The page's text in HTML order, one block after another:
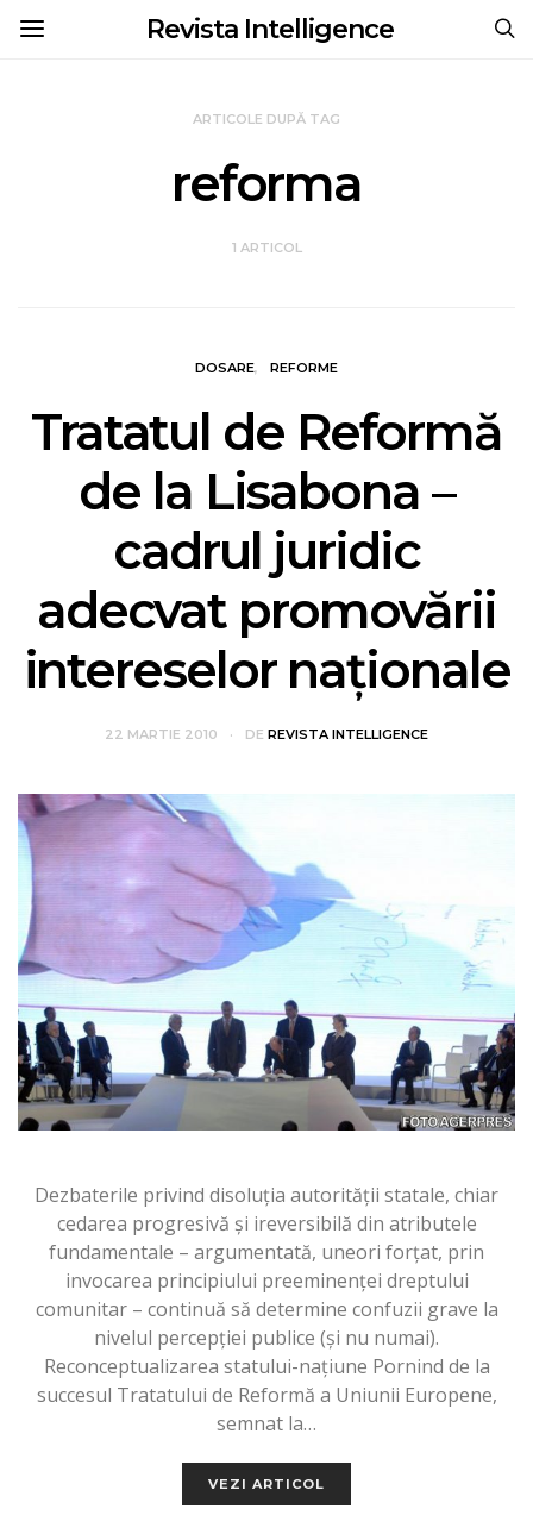
Revista Intelligence
ARTICOLE DUPĂ TAG
reforma
1 ARTICOL
DOSARE REFORME
Tratatul de Reformă
de la Lisabona –
cadrul juridic
adecvat promovării
intereselor naționale
22 MARTIE 2010 DE REVISTA INTELLIGENCE
Dezbaterile privind disoluţia autorităţii statale, chiar
cedarea progresivă şi ireversibilă din atributele
fundamentale – argumentată, uneori forţat, prin
invocarea principiului preeminenţei dreptului
comunitar – continuă să determine confuzii grave la
nivelul percepţiei publice (şi nu numai).
Reconceptualizarea statului-naţiune Pornind de la
succesul Tratatului de Reformă a Uniunii Europene,
semnat la…
VEZI ARTICOL